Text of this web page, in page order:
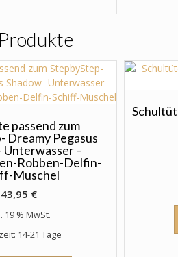
können
auf
der
gewählt
werden
passend zum
Dreamy Pegasus
Unterwasser –
Robben-Delfin-
Muschel
43,95 €
19 % MwSt.
14-21 Tage